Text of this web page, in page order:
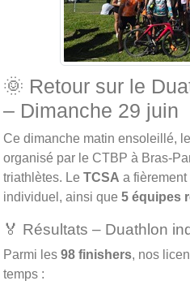
🌞 Retour sur le
– Dimanche 29 juin
Ce dimanche matin ensoleillé, le
organisé par le CTBP à
triathlètes. Le TCSA a fièrement
individuel, ainsi que 5 équipes
🏅 Résultats – Duathlon
Parmi les 98 finishers, nos
temps :